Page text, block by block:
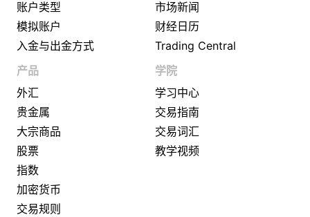
账户类型
模拟账户
入金与出金方式
产品
外汇
贵金属
大宗商品
股票
指数
加密货币
交易规则
市场新闻
财经日历
Trading Central
学院
学习中心
交易指南
交易词汇
教学视频